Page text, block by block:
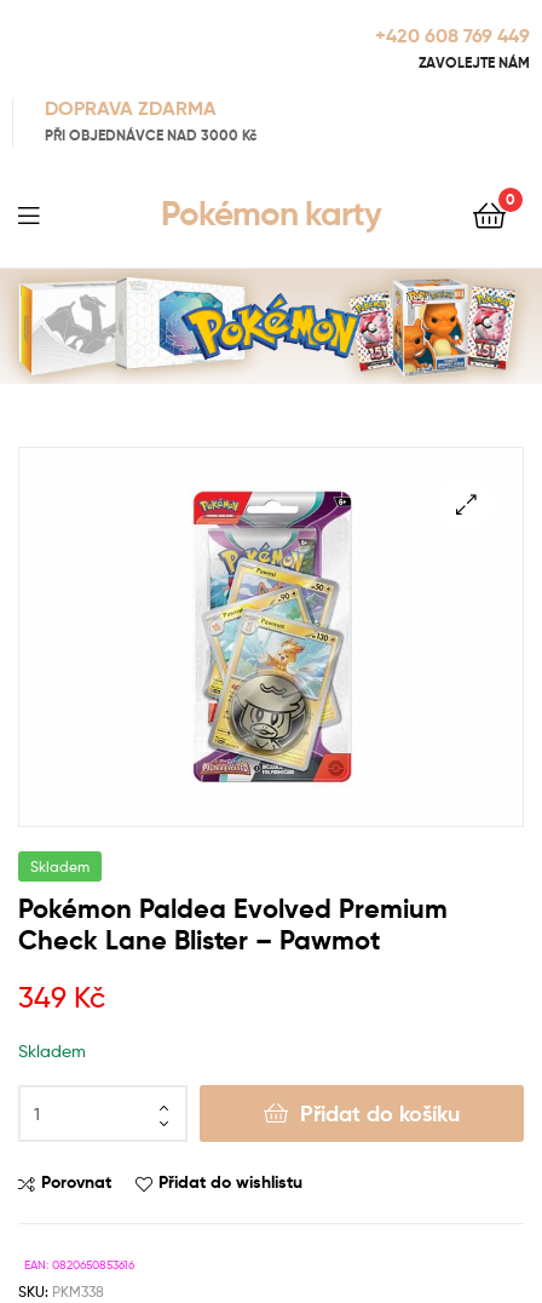
+420 608 769 449
ZAVOLEJTE NÁM
DOPRAVA ZDARMA
PŘI OBJEDNÁVCE NAD 3000 Kč
Pokémon karty 0
Skladem
Pokémon Paldea Evolved Premium
Check Lane Blister – Pawmot
349 Kč
Skladem
Přidat do košíku
Porovnat Přidat do wishlistu
EAN: 0820650853616
SKU: PKM338